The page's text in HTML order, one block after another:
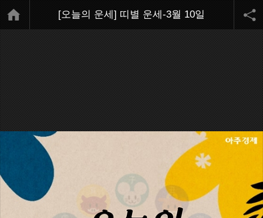
[오늘의 운세] 띠별 운세-3월 10일